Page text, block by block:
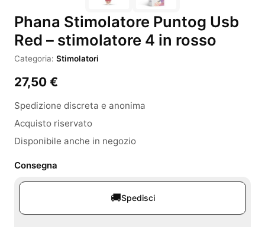
Phana Stimolatore Puntog Usb
Red – stimolatore 4 in rosso
Categoria: Stimolatori
27,50 €
Spedizione discreta e anonima
Acquisto riservato
Disponibile anche in negozio
Consegna
🚚Spedisci